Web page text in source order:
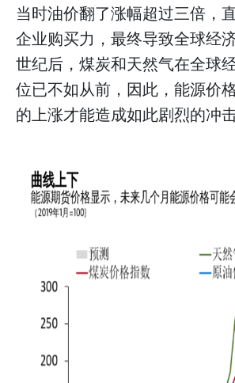
当时油价翻了涨幅超过三倍，
企业购买力，最终导致全球经
世纪后，煤炭和天然气在全球
位已不如从前，因此，能源价
的上涨才能造成如此剧烈的冲击